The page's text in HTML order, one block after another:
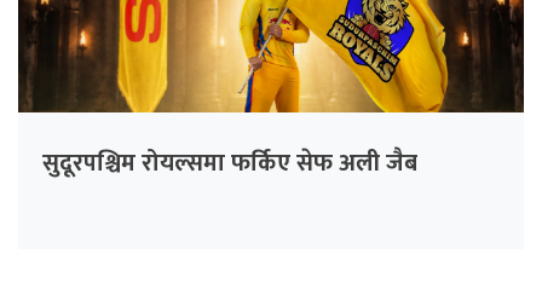
सुदूरपश्चिम रोयल्समा फर्किए सेफ अली जैब